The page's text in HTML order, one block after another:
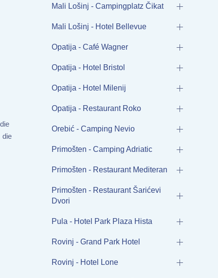
die
Mali Lošinj - Campingplatz Čikat
Mali Lošinj - Hotel Bellevue
Opatija - Café Wagner
Opatija - Hotel Bristol
Opatija - Hotel Milenij
Opatija - Restaurant Roko
Orebić - Camping Nevio
Primošten - Camping Adriatic
Primošten - Restaurant Mediteran
Primošten - Restaurant Šarićevi
Dvori
Pula - Hotel Park Plaza Hista
Rovinj - Grand Park Hotel
Rovinj - Hotel Lone